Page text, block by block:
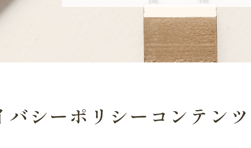
バシーポリシー コンテンツ